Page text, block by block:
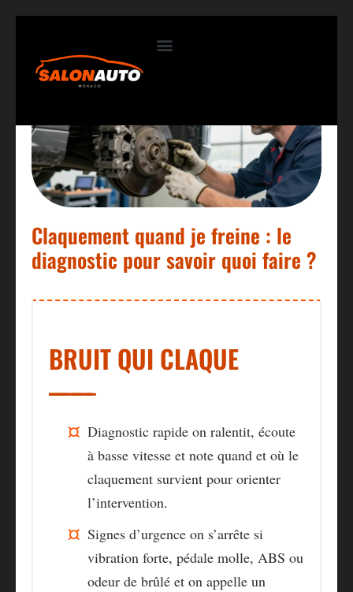
Claquement quand je freine : le
diagnostic pour savoir quoi faire ?
BRUIT QUI CLAQUE
Diagnostic rapide on ralentit, écoute
à basse vitesse et note quand et où le
claquement survient pour orienter
l’intervention.
Signes d’urgence on s’arrête si
vibration forte, pédale molle, ABS ou
odeur de brûlé et on appelle un